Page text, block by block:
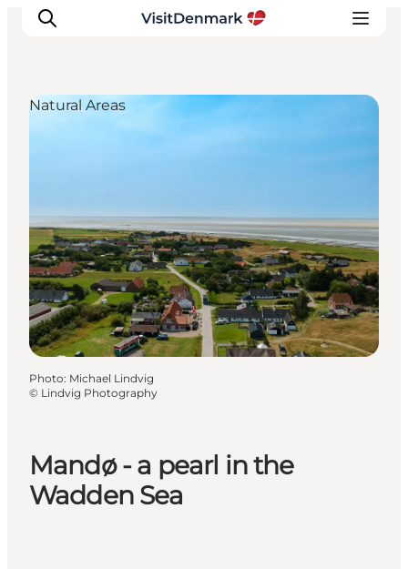
Quoi faire
Hébergements
Planifiez votre voyage
Mandø - a pearl in the
Wadden Sea
Natural Areas
Photo: Michael Lindvig
© Lindvig Photography